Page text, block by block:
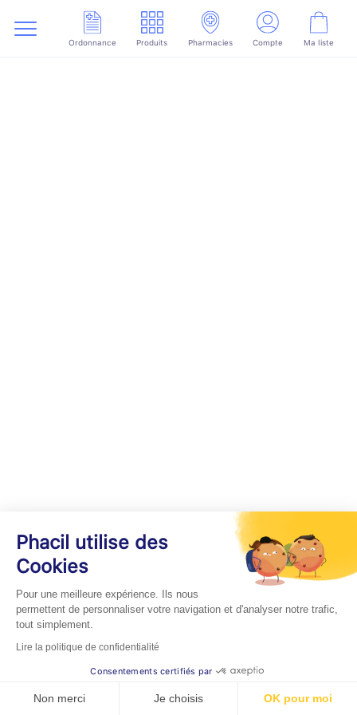
Ordonnance Produits Pharmacies Compte Ma liste
Phacil utilise des
Cookies
Pour une meilleure expérience. Ils nous
permettent de personnaliser votre navigation et d'analyser notre trafic,
tout simplement.
Lire la politique de confidentialité
Consentements certifiés par
Non merci Je choisis OK pour moi